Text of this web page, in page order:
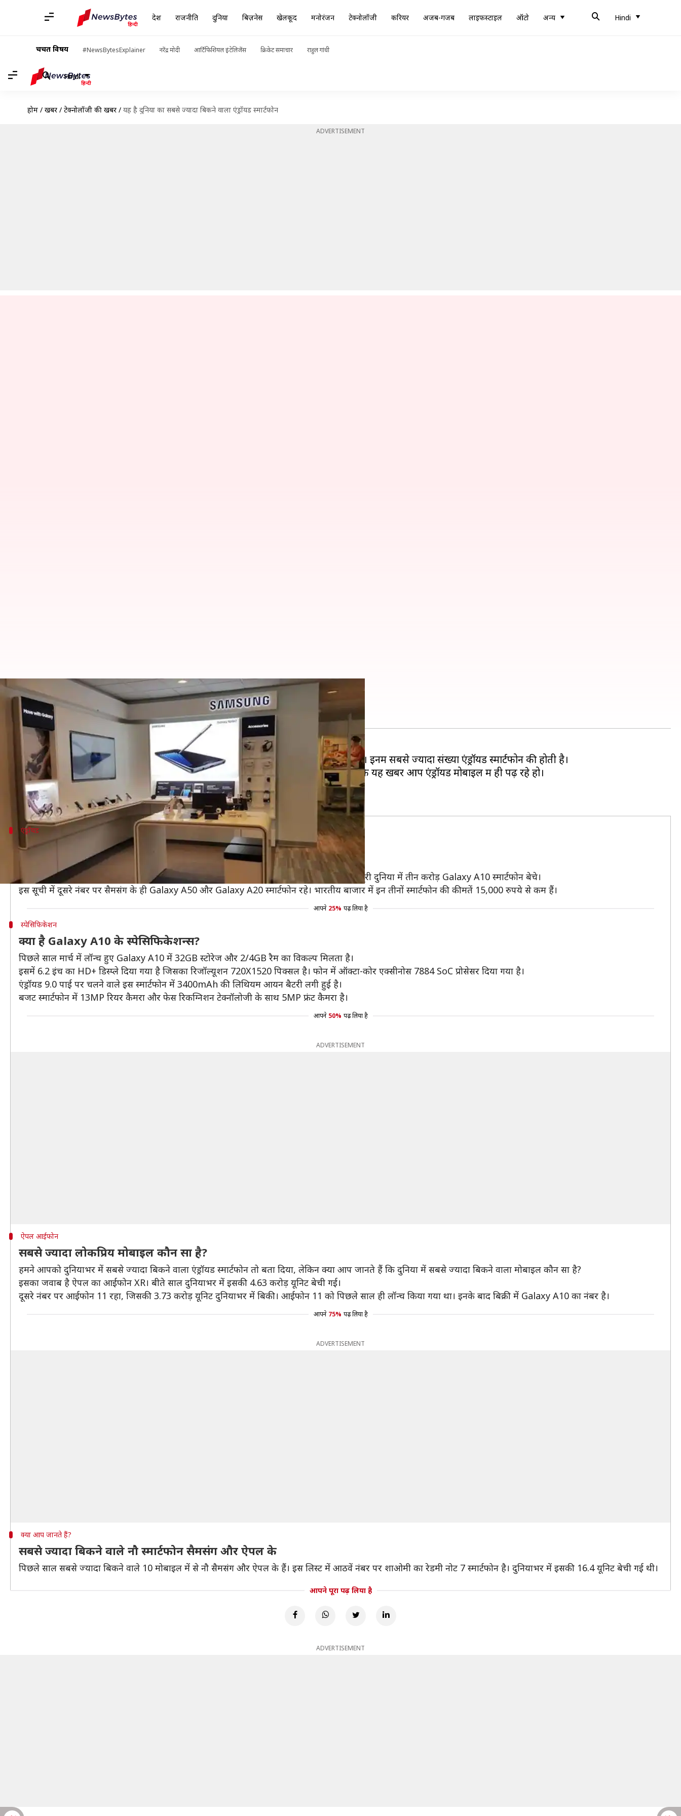
देश राजनीति दुनिया बिज़नेस खेलकूद मनोरंजन टेक्नोलॉजी करियर अजब-गजब लाइफस्टाइल ऑटो अन्य Hindi
चर्चित विषय #NewsBytesExplainer नरेंद्र मोदी आर्टिफिशियल इंटेलिजेंस क्रिकेट समाचार राहुल गांधी
Hindi
होम / खबरें / टेक्नोलॉजी की खबरें / यह है दुनिया का सबसे ज्यादा बिकने वाला एंड्रॉयड स्मार्टफोन
ADVERTISEMENT
यह है दुनिया का सबसे ज्यादा बिकने वाला एंड्रॉयड स्मार्टफोन
लेखन प्रमोद कुमार
क्या है खबर?
बाजार में पहले से हजारों मोबाइल फोन मौजूद हैं और हर महीने सैंकड़ों नए मोबाइल लॉन्च हो जाते हैं। इनमें सबसे ज्यादा संख्या एंड्रॉयड स्मार्टफोन की होती है।
दुनिया में जितने मोबाइल बिकते हैं, उनमें से लगभग 80 प्रतिशत एंड्रॉयड फोन होते हैं। हो सकता है कि यह खबर आप एंड्रॉयड मोबाइल में ही पढ़ रहे हो।
इन सबके बीच क्या आपने कभी सोचा है कि दुनिया में कौन सा एंड्रॉयड फोन सबसे लोकप्रिय है?
एंड्रॉयड
ये है दुनिया का सबसे लोकप्रिय फोन
रिसर्च कंपनी Omdia की रिपोर्ट के मुताबिक, दुनिया का सबसे लोकप्रिय स्मार्टफोन सैमसंग बनाती है।
कंपनी का Galaxy A10 दुनिया का सबसे ज्यादा बिकने वाला एंड्रॉयड स्मार्टफोन है। बीते साल कंपनी ने पूरी दुनिया में तीन करोड़ Galaxy A10 स्मार्टफोन बेचे।
इस सूची में दूसरे नंबर पर सैमसंग के ही Galaxy A50 और Galaxy A20 स्मार्टफोन रहे। भारतीय बाजार में इन तीनों स्मार्टफोन की कीमतें 15,000 रुपये से कम हैं।
आपने 25% पढ़ लिया है
स्पेसिफिकेशन
क्या है Galaxy A10 के स्पेसिफिकेशन्स?
पिछले साल मार्च में लॉन्च हुए Galaxy A10 में 32GB स्टोरेज और 2/4GB रैम का विकल्प मिलता है।
इसमें 6.2 इंच का HD+ डिस्प्ले दिया गया है जिसका रिजॉल्यूशन 720X1520 पिक्सल है। फोन में ऑक्टा-कोर एक्सीनोस 7884 SoC प्रोसेसर दिया गया है।
एंड्रॉयड 9.0 पाई पर चलने वाले इस स्मार्टफोन में 3400mAh की लिथियम आयन बैटरी लगी हुई है।
बजट स्मार्टफोन में 13MP रियर कैमरा और फेस रिकग्निशन टेक्नॉलोजी के साथ 5MP फ्रंट कैमरा है।
आपने 50% पढ़ लिया है
ADVERTISEMENT
ऐपल आईफोन
सबसे ज्यादा लोकप्रिय मोबाइल कौन सा है?
हमने आपको दुनियाभर में सबसे ज्यादा बिकने वाला एंड्रॉयड स्मार्टफोन तो बता दिया, लेकिन क्या आप जानते हैं कि दुनिया में सबसे ज्यादा बिकने वाला मोबाइल कौन सा है?
इसका जवाब है ऐपल का आईफोन XR। बीते साल दुनियाभर में इसकी 4.63 करोड़ यूनिट बेची गई।
दूसरे नंबर पर आईफोन 11 रहा, जिसकी 3.73 करोड़ यूनिट दुनियाभर में बिकी। आईफोन 11 को पिछले साल ही लॉन्च किया गया था। इनके बाद बिक्री में Galaxy A10 का नंबर है।
आपने 75% पढ़ लिया है
ADVERTISEMENT
क्या आप जानते हैं?
सबसे ज्यादा बिकने वाले नौ स्मार्टफोन सैमसंग और ऐपल के
पिछले साल सबसे ज्यादा बिकने वाले 10 मोबाइल में से नौ सैमसंग और ऐपल के हैं। इस लिस्ट में आठवें नंबर पर शाओमी का रेडमी नोट 7 स्मार्टफोन है। दुनियाभर में इसकी 16.4 यूनिट बेची गई थी।
आपने पूरा पढ़ लिया है
ADVERTISEMENT